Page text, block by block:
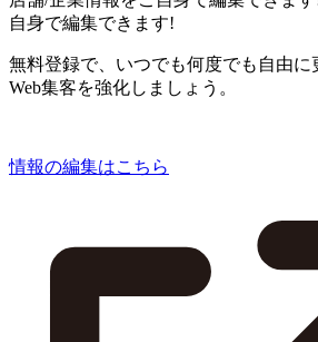
自身で編集できます!
無料登録で、いつでも何度でも自由に
Web集客を強化しましょう。
情報の編集はこちら